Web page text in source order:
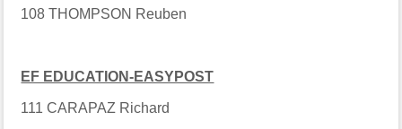
108 THOMPSON Reuben
EF EDUCATION-EASYPOST
111 CARAPAZ Richard